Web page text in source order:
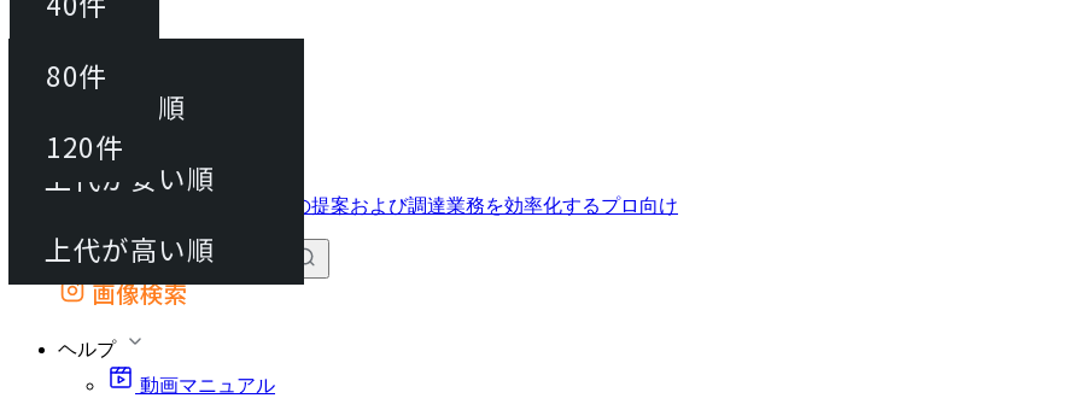
動画マニュアル
FAQ
カート
外部サイトの商品をカートに追加
画像検索
ヘルプ
動画マニュアル
40件
80件
並び替え
おすすめ順
上代が安い順
上代が高い順
80件
120件